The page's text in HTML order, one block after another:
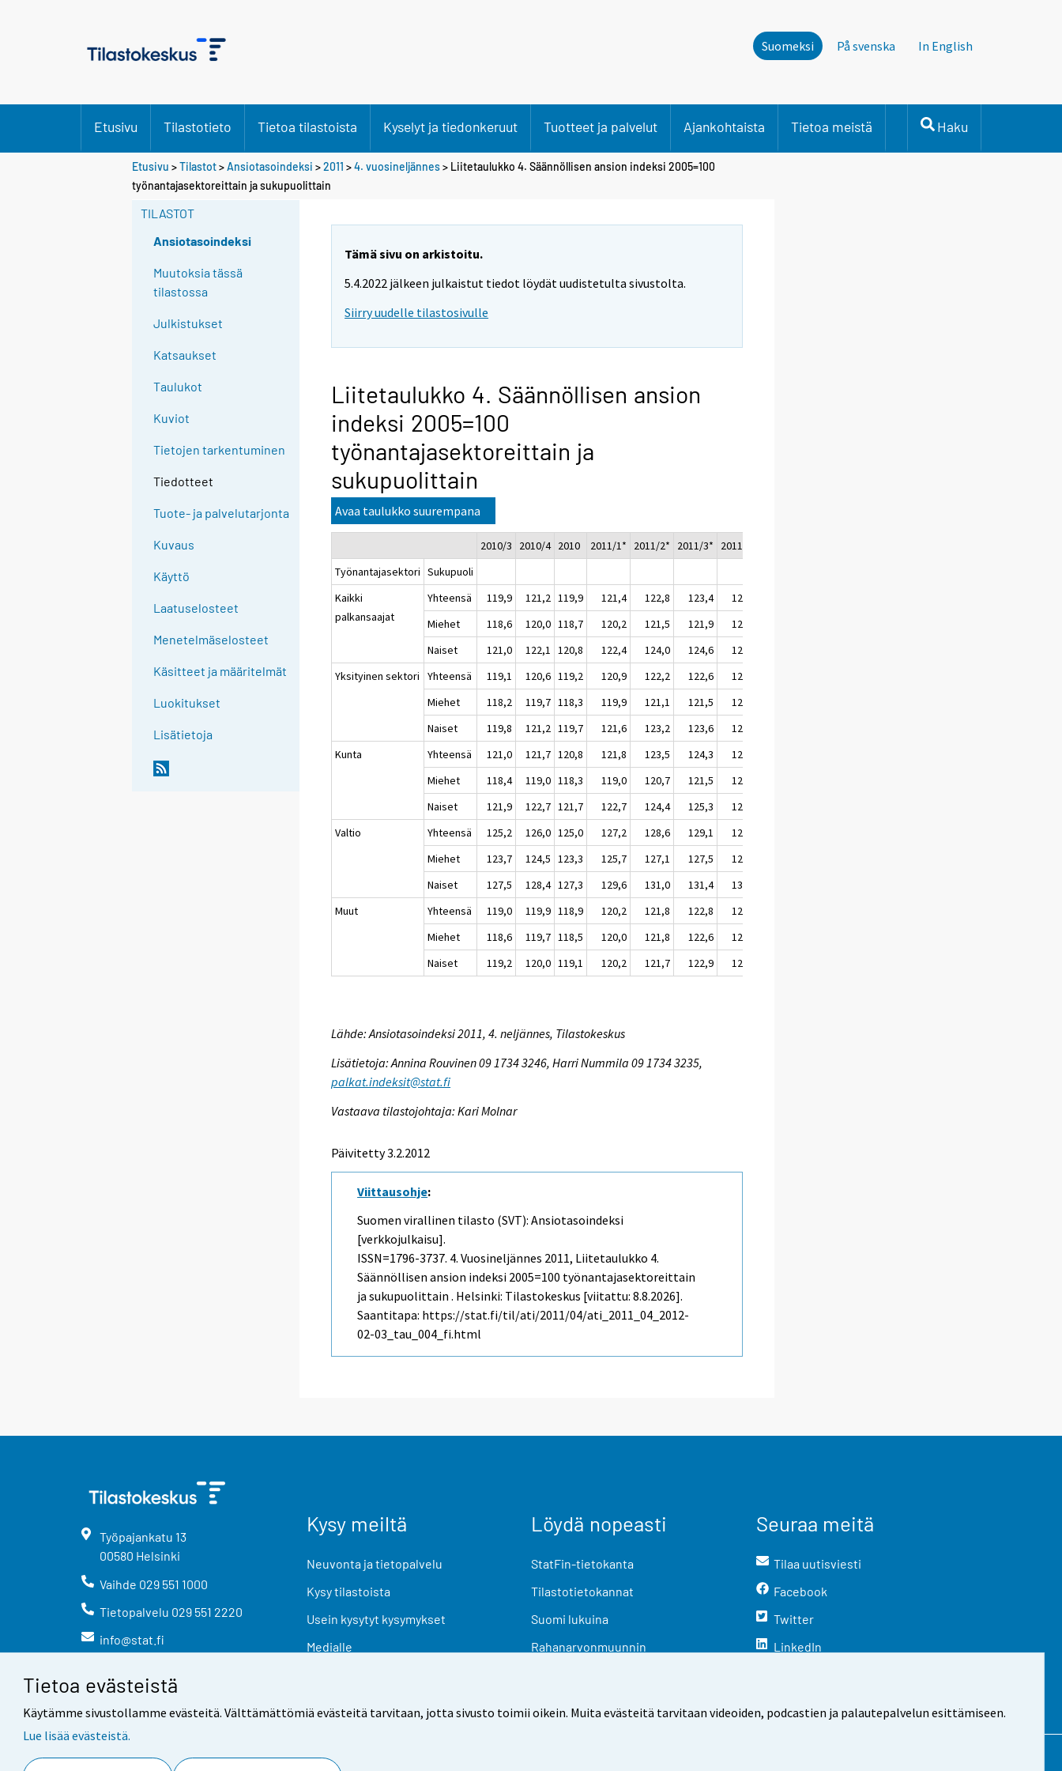
Tietoa evästeistä
Käytämme sivustollamme evästeitä. Välttämättömiä evästeitä tarvitaan, jotta sivusto toimii oikein. Muita evästeitä tarvitaan videoiden, podcastien ja palautepalvelun esittämiseen.
Lue lisää evästeistä.
Suomeksi På svenska In English
Etusivu Tilastotieto Tietoa tilastoista Kyselyt ja tiedonkeruut Tuotteet ja palvelut Ajankohtaista Tietoa meistä Haku
Etusivu >Tilastot>Ansiotasoindeksi >2011 >4. vuosineljännes> Liitetaulukko 4. Säännöllisen ansion indeksi 2005=100
työnantajasektoreittain ja sukupuolittain
TILASTOT
Ansiotasoindeksi
Muutoksia tässä
tilastossa
Julkistukset
Katsaukset
Taulukot
Kuviot
Tietojen tarkentuminen
Tiedotteet
Tuote- ja palvelutarjonta
Kuvaus
Käyttö
Laatuselosteet
Menetelmäselosteet
Käsitteet ja määritelmät
Luokitukset
Lisätietoja
Tämä sivu on arkistoitu.
5.4.2022 jälkeen julkaistut tiedot löydät uudistetulta sivustolta.
Siirry uudelle tilastosivulle
Liitetaulukko 4. Säännöllisen ansion
indeksi 2005=100
työnantajasektoreittain ja
sukupuolittain
Avaa taulukko suurempana
2010/3 2010/4 2010 2011/1* 2011/2* 2011/3* 2011/4*
Työnantajasektori Sukupuoli
Kaikki
palkansaajat
Yhteensä 119,9 121,2 119,9 121,4 122,8 123,4 124,7
Miehet
118,6 120,0 118,7 120,2 121,5 121,9 123,6
Naiset
121,0 122,1 120,8 122,4 124,0 124,6 125,6
Yksityinen sektori
Yhteensä 119,1 120,6 119,2 120,9 122,2 122,6 124,5
Miehet
118,2 119,7 118,3 119,9 121,1 121,5 123,5
Naiset
119,8 121,2 119,7 121,6 123,2 123,6 125,2
Kunta
Yhteensä 121,0 121,7 120,8 121,8 123,5 124,3 124,4
Miehet
118,4 119,0 118,3 119,0 120,7 121,5 121,6
Naiset
121,9 122,7 121,7 122,7 124,4 125,3 125,4
Valtio
Yhteensä 125,2 126,0 125,0 127,2 128,6 129,1 129,3
Miehet
123,7 124,5 123,3 125,7 127,1 127,5 127,7
Naiset
127,5 128,4 127,3 129,6 131,0 131,4 131,7
Muut
Yhteensä 119,0 119,9 118,9 120,2 121,8 122,8 123,2
Miehet
118,6 119,7 118,5 120,0 121,8 122,6 123,1
Naiset
119,2 120,0 119,1 120,2 121,7 122,9 123,2
Lähde: Ansiotasoindeksi 2011, 4. neljännes, Tilastokeskus
Lisätietoja: Annina Rouvinen 09 1734 3246, Harri Nummila 09 1734 3235,
palkat.indeksit@stat.fi
Vastaava tilastojohtaja: Kari Molnar
Päivitetty 3.2.2012
Viittausohje:
Suomen virallinen tilasto (SVT): Ansiotasoindeksi
[verkkojulkaisu].
ISSN=1796-3737. 4. Vuosineljännes 2011, Liitetaulukko 4.
Säännöllisen ansion indeksi 2005=100 työnantajasektoreittain
ja sukupuolittain . Helsinki: Tilastokeskus [viitattu: 8.8.2026].
Saantitapa: https://stat.fi/til/ati/2011/04/ati_2011_04_2012-
02-03_tau_004_fi.html
Työpajankatu 13
00580 Helsinki
Vaihde 029 551 1000
Tietopalvelu 029 551 2220
info@stat.fi
Kysy meiltä
Neuvonta ja tietopalvelu
Kysy tilastoista
Usein kysytyt kysymykset
Medialle
Löydä nopeasti
StatFin-tietokanta
Tilastotietokannat
Suomi lukuina
Rahanarvonmuunnin
Seuraa meitä
Tilaa uutisviesti
Facebook
Twitter
LinkedIn